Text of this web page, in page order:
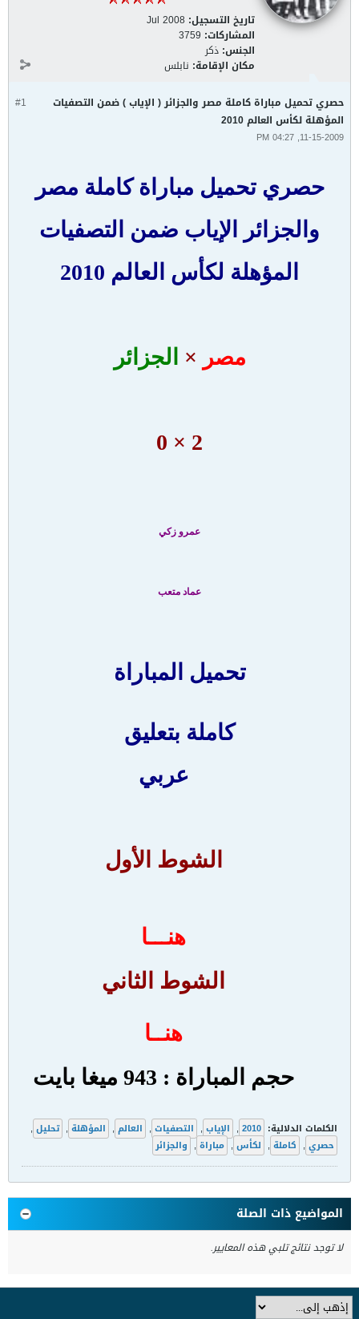
تاريخ التسجيل: Jul 2008
المشاركات: 3759
الجنس: ذكر
مكان الإقامة: نابلس
#1
حصري تحميل مباراة كاملة مصر والجزائر ( الإياب ) ضمن التصفيات
المؤهلة لكأس العالم 2010
11-15-2009, 04:27 PM
حصري تحميل مباراة كاملة مصر
والجزائر الإياب ضمن التصفيات
المؤهلة لكأس العالم 2010
مصر × الجزائر
2 × 0
عمرو زكي
عماد متعب
تحميل المباراة
كاملة بتعليق
عربي
الشوط الأول
هنـــا
الشوط الثاني
هنــا
حجم المباراة : 943 ميغا بايت
الكلمات الدلالية: 2010
, الإياب , التصفيات , العالم , المؤهلة , تحليل ,
حصري , كاملة , لكأس , مباراة , والجزائر
المواضيع ذات الصلة
لا توجد نتائج تلبي هذه المعايير.